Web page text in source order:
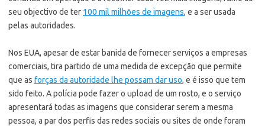
seu objectivo de ter 100 mil milhões de imagens, e a ser usada
pelas autoridades.
Nos EUA, apesar de estar banida de fornecer serviços a empresas
comerciais, tira partido de uma medida de excepção que permite
que as forças da autoridade lhe possam dar uso, e é isso que tem
sido feito. A polícia pode fazer o upload de um rosto, e o serviço
apresentará todas as imagens que considerar serem a mesma
pessoa, a par dos perfis das redes sociais ou sites de onde foram